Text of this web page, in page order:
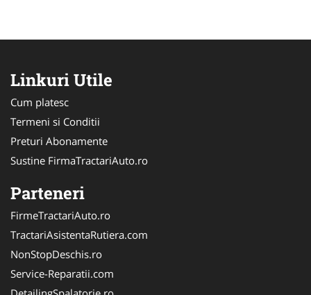
Linkuri Utile
Cum platesc
Termeni si Conditii
Preturi Abonamente
Sustine FirmaTractariAuto.ro
Parteneri
FirmeTractariAuto.ro
TractariAsistentaRutiera.com
NonStopDeschis.ro
Service-Reparatii.com